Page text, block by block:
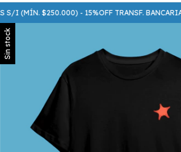
(MÍN. $250.000) - 15%OFF TRANSF. BANCARIA
Sin stock